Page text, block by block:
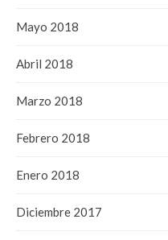
Mayo 2018
Abril 2018
Marzo 2018
Febrero 2018
Enero 2018
Diciembre 2017